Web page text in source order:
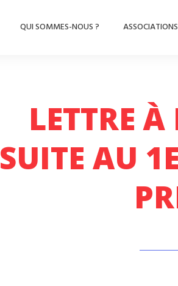
QUI SOMMES-NOUS ?
LETTRE
SUITE AU